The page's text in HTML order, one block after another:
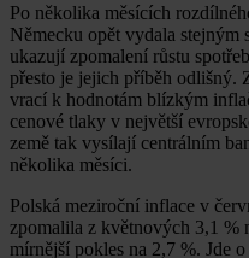
Po několika měsících
Německu opět vydala stejným
ukazují zpomalení růstu
přesto je jejich příběh odlišný.
vrací k hodnotám blízkým
cenové tlaky v největší
země tak vysílají centrálním
několika měsíci.
Polská meziroční inflace v
zpomalila z květnových 3,1 %
mírnější pokles na 2,7 %. Jde